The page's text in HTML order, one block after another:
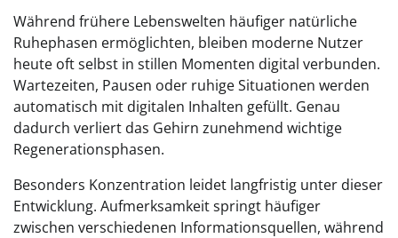
Während frühere Lebenswelten häufiger natürliche
Ruhephasen ermöglichten, bleiben moderne Nutzer
heute oft selbst in stillen Momenten digital verbunden.
Wartezeiten, Pausen oder ruhige Situationen werden
automatisch mit digitalen Inhalten gefüllt. Genau
dadurch verliert das Gehirn zunehmend wichtige
Regenerationsphasen.
Besonders Konzentration leidet langfristig unter dieser
Entwicklung. Aufmerksamkeit springt häufiger
zwischen verschiedenen Informationsquellen, während